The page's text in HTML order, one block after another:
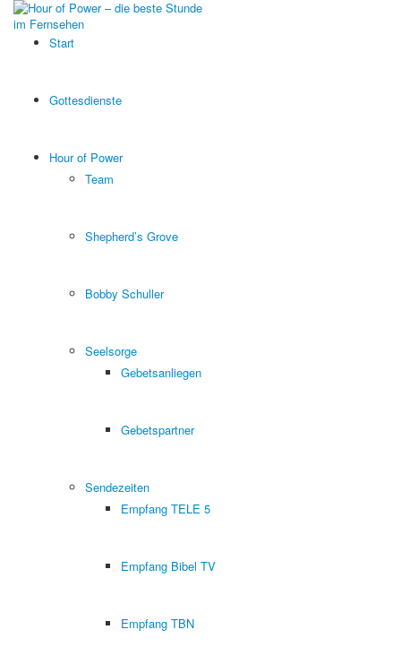
Start
Gottesdienste
Hour of Power
Team
Shepherd’s Grove
Bobby Schuller
Seelsorge
Gebetsanliegen
Gebetspartner
Sendezeiten
Empfang TELE 5
Empfang Bibel TV
Empfang TBN